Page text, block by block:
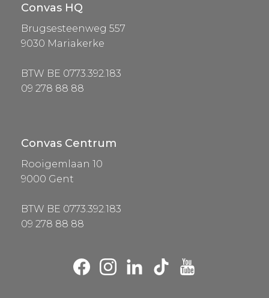
Convas HQ
Brugsesteenweg 557
9030 Mariakerke
BTW BE 0773.392.183
09 278 88 88
Convas Centrum
Rooigemlaan 10
9000 Gent
BTW BE 0773.392.183
09 278 88 88